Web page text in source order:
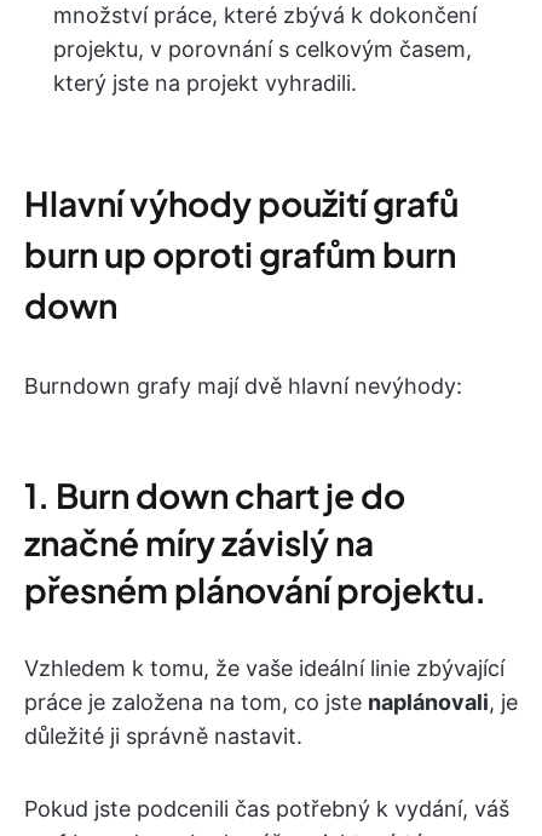
množství práce, které zbývá k dokončení
projektu, v porovnání s celkovým časem,
který jste na projekt vyhradili.
Hlavní výhody použití grafů
burn up oproti grafům burn
down
Burndown grafy mají dvě hlavní nevýhody:
1. Burn down chart je do
značné míry závislý na
přesném plánování projektu.
Vzhledem k tomu, že vaše ideální linie zbývající
práce je založena na tom, co jste naplánovali, je
důležité ji správně nastavit.
Pokud jste podcenili čas potřebný k vydání, váš